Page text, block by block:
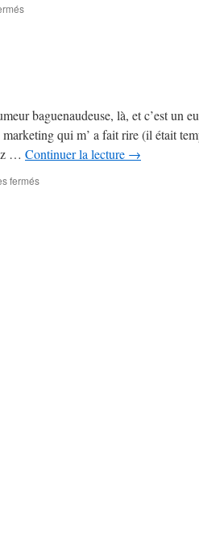
sur
jourbaguenaudeuse, là, et c’est un
qui m’ a fait rire (il était
… Continuer la lecture →
ferméssur